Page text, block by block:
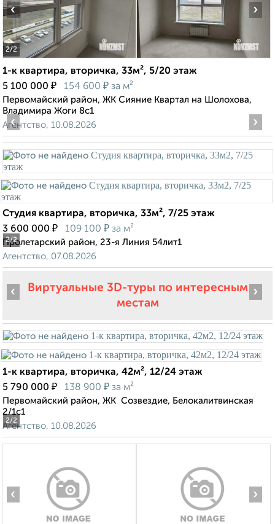
2/2
‹ ›
1-к квартира, вторичка, 33м², 5/20 этаж
5 100 000 ₽ 154 600 ₽ за м²
Первомайский район, ЖК Сияние Квартал на Шолохова,
Владимира Жоги 8с1
Агентство, 10.08.2026
2/2
‹ ›
Студия квартира, вторичка, 33м², 7/25 этаж
3 600 000 ₽ 109 100 ₽ за м²
Пролетарский район, 23-я Линия 54лит1
Агентство, 07.08.2026
Виртуальные 3D-туры по интересным
местам
2/2
‹ ›
1-к квартира, вторичка, 42м², 12/24 этаж
5 790 000 ₽ 138 900 ₽ за м²
Первомайский район, ЖК ​ Созвездие, Белокалитвинская
2/1с1
Агентство, 10.08.2026
‹ ›